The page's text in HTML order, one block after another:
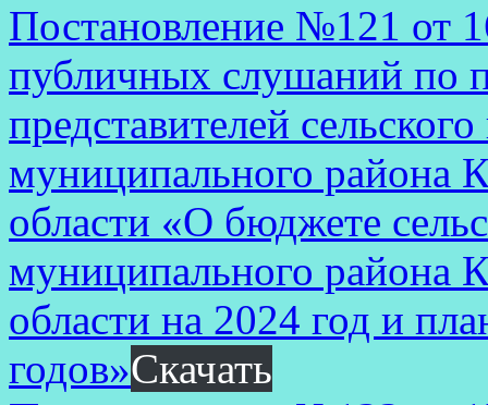
Постановление №121 от
публичных слушаний по
представителей
муниципального района
области «О бюджете
муниципального района
области на 2024 год и
годов»Скачать